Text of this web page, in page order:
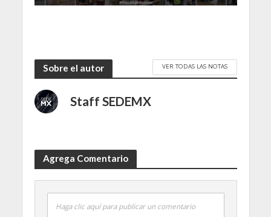
Sobre el autor VER TODAS LAS NOTAS
Staff SEDEMX
Agrega Comentario
Haga clic aquí para publicar un comentario